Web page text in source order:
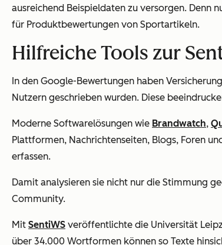
ausreichend Beispieldaten zu versorgen. Denn
für Produktbewertungen von Sportartikeln.
Hilfreiche Tools zur
In den Google-Bewertungen haben
Nutzern geschrieben wurden. Diese
Moderne Softwarelösungen wie Brandwatch,
Plattformen, Nachrichtenseiten, Blogs, Foren
erfassen.
Damit analysieren sie nicht nur die Stimmung
Community.
Mit SentiWS veröffentlichte die Universität
über 34.000 Wortformen können so Texte